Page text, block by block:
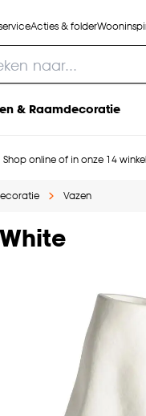
Acties & folder
& Raamdecoratie
Shop online of in onze 14
Vazen